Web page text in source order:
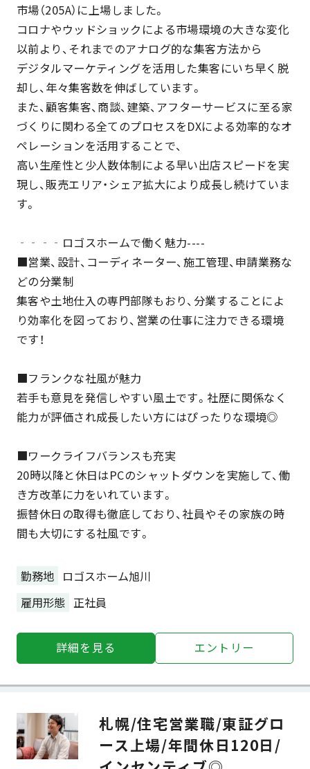
市場（205A）に上場しました。
コロナやウッドショックによる市場環境の大きな変化
以前より、それまでのアナログ的な集客方法から
デジタルマーケティングを活用した集客にいち早く脱
却し、年々集客数を伸ばしています。
また、顧客集客、商談、建築、アフターサービスに至る家
づくりに関わる全てのプロセスをDXによる効率的なオ
ペレーションを活用することで、
高い生産性と少人数体制による早い出店スピードを実
現し、販売エリア・シェア拡大により成長し続けていま
す。
‐‐‐‐ロゴスホームで働く魅力----
■営業、設計、コーディネーター、施工管理、申請業務な
どの分業制
集客や土地仕入の専門部隊もおり、分業することによ
り効率化を図っており、営業の仕事に注力できる環境
です！
■フランクな社風が魅力
若手も意見を発信しやすい風土です。社歴に関係なく
能力が評価され成長したい方にはぴったりな環境◎
■ワークライフバランスも充実
20時以降と休日はPCのシャットダウンを実施して、働
き方改革に力をいれています。
振替休日の取得も徹底しており、社員やその家族の時
間も大切にする社風です。
勤務地 ロゴスホーム旭川
雇用形態 正社員
詳細を⾒る エントリー
札幌/住宅営業職/東証グロ
ース上場/年間休日120日/